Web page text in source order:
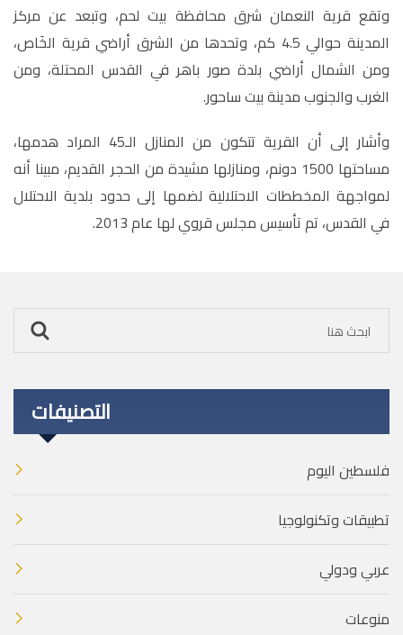
وتقع قرية النعمان شرق محافظة بيت لحم، وتبعد عن مركز
المدينة حوالي 4.5 كم، وتحدها من الشرق أراضي قرية الخَاص،
ومن الشمال أراضي بلدة صور باهر في القدس المحتلة، ومن
الغرب والجنوب مدينة بيت ساحور.
وأشار إلى أن القرية تتكون من المنازل الـ45 المراد هدمها،
مساحتها 1500 دونم، ومنازلها مشيدة من الحجر القديم، مبينا أنه
لمواجهة المخططات الاحتلالية لضمها إلى حدود بلدية الاحتلال
في القدس، تم تأسيس مجلس قروي لها عام 2013.
التصنيفات
فلسطين اليوم
تطبيقات وتكنولوجيا
عربي ودولي
منوعات